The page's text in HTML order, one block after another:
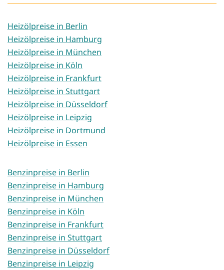
Heizölpreise in Berlin
Heizölpreise in Hamburg
Heizölpreise in München
Heizölpreise in Köln
Heizölpreise in Frankfurt
Heizölpreise in Stuttgart
Heizölpreise in Düsseldorf
Heizölpreise in Leipzig
Heizölpreise in Dortmund
Heizölpreise in Essen
Benzinpreise in Berlin
Benzinpreise in Hamburg
Benzinpreise in München
Benzinpreise in Köln
Benzinpreise in Frankfurt
Benzinpreise in Stuttgart
Benzinpreise in Düsseldorf
Benzinpreise in Leipzig